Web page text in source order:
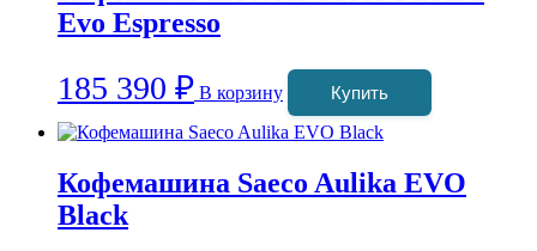
Evo Espresso
185 390 ₽ В корзину Купить
Кофемашина Saeco Aulika EVO
Black